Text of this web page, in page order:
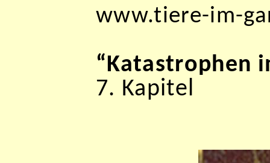
www.tiere-im-
“Katastrophen
7. Kapitel